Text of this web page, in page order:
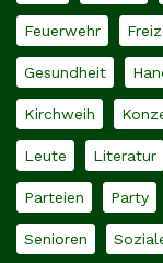
Feuerwehr
Gesundheit
Kirchweih
Leute Literatur
Parteien Party
Senioren